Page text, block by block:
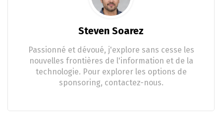
Steven Soarez
Passionné et dévoué, j'explore sans cesse les
nouvelles frontières de l'information et de la
technologie. Pour explorer les options de
sponsoring, contactez-nous.